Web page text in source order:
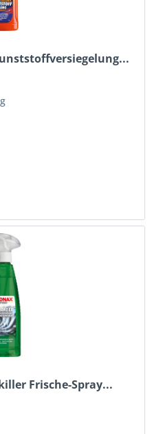
Frische-Spray...